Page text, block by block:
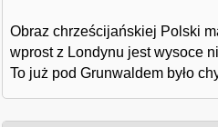
Obraz chrześcijańskiej Polski
wprost z Londynu jest wysoce
To już pod Grunwaldem było